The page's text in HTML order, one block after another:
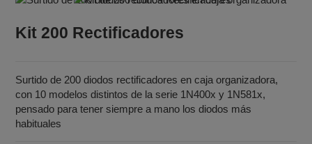
Kit 200 Rectificadores
Surtido de 200 diodos rectificadores en caja organizadora,
con 10 modelos distintos de la serie 1N400x y 1N581x,
pensado para tener siempre a mano los diodos más
habituales